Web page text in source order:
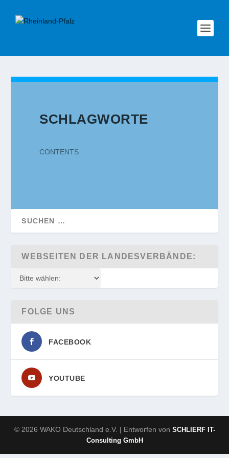
SCHLAGWORTE
CONTENTS
WEBSEITEN DER LANDESVERBÄNDE:
FOLGE UNS
FACEBOOK
YOUTUBE
© 2026 WAKO Deutschland e.V. | Entworfen von SCHLIERF IT-
Consulting GmbH